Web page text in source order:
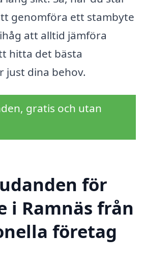
genomföra ett stambyte
att alltid jämföra
hitta det bästa
just dina behov.
gratis och utan
för
i Ramnäs från
företag